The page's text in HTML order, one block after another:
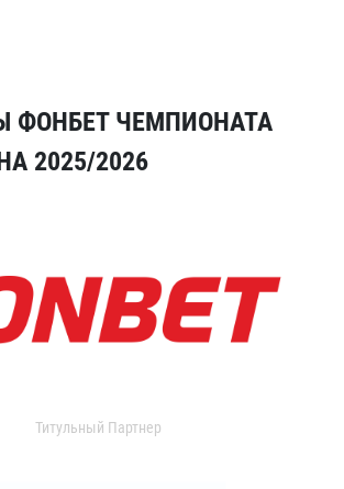
ФОНБЕТ ЧЕМПИОНАТА
2025/2026
Титульный Партнер